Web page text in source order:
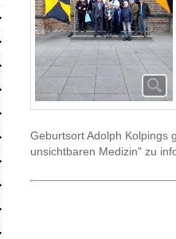
Geburtsort Adolph Kolpings
unsichtbaren Medizin" zu